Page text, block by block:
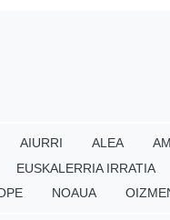
AIURRI ALEA
EUSKALERRIA IRRATIA
NOAUA